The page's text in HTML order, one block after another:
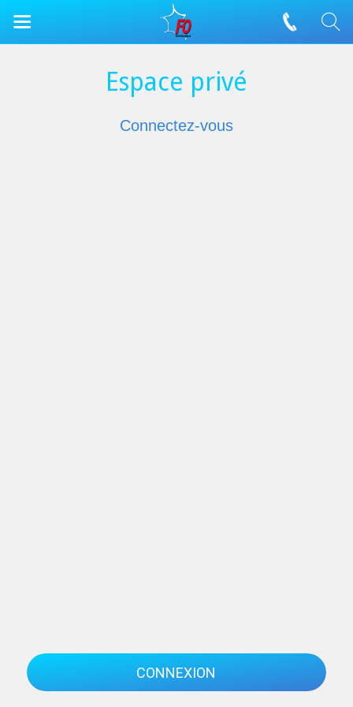
Espace privé
Connectez-vous
CONNEXION